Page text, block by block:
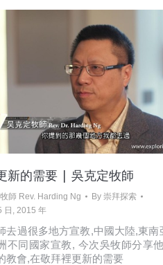
新的需要 | 吳克定牧師
師 Rev. Harding Ng By 崇拜探索
日, 2015 年
去過很多地方宣教,中國大陸,東南
不同國家宣教, 今次吳牧師分享
教會,在敬拜裡更新的需要